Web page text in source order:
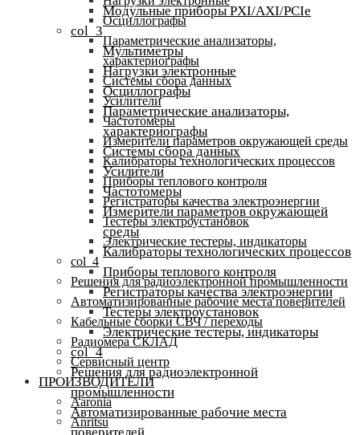
Осциллографы
Параметрические анализаторы,
характериографы
Системы сбора данных
Усилители
Частотомеры
Измерители параметров окружающей среды
Калибраторы технологических процессов
Приборы теплового контроля
Регистраторы качества электроэнергии
Тестеры электроустановок
Электрические тестеры, индикаторы
col_4
Решения для радиоэлектронной промышленности
Автоматизированные рабочие места поверителей
Кабельные сборки СВЧ / переходы
Радиомера СКЛАД
Сервисный центр
ПРОИЗВОДИТЕЛИ
Aaronia
Anritsu
Модульные приборы PXI/AXI/PCIe
col_3
Мультиметры
Нагрузки электронные
Осциллографы
Параметрические анализаторы,
характериографы
Системы сбора данных
Усилители
Частотомеры
Измерители параметров окружающей
среды
Калибраторы технологических процессов
Приборы теплового контроля
Регистраторы качества электроэнергии
Тестеры электроустановок
Электрические тестеры, индикаторы
col_4
Решения для радиоэлектронной
промышленности
Автоматизированные рабочие места